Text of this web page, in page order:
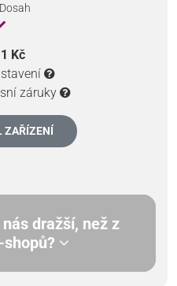
Kč
záruky
ZAŘÍZENÍ
dražší, než z